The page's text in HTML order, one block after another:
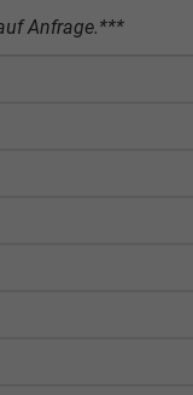
Anfrage.***